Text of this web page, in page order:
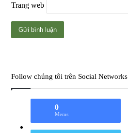
Trang web
Follow chúng tôi trên Social Networks
0
Mems